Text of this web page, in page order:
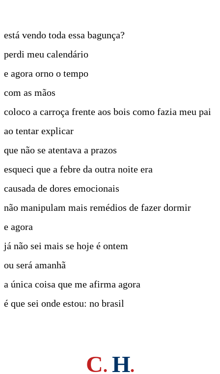
está vendo toda essa bagunça?
perdi meu calendário
e agora orno o tempo
com as mãos
coloco a carroça frente aos bois como fazia meu pai
ao tentar explicar
que não se atentava a prazos
esqueci que a febre da outra noite era
causada de dores emocionais
não manipulam mais remédios de fazer dormir
e agora
já não sei mais se hoje é ontem
ou será amanhã
a única coisa que me afirma agora
é que sei onde estou: no brasil
C. H.